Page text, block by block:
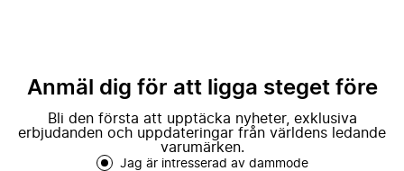
Anmäl dig för att ligga steget före
Bli den första att upptäcka nyheter, exklusiva
erbjudanden och uppdateringar från världens ledande
varumärken.
Jag är intresserad av dammode